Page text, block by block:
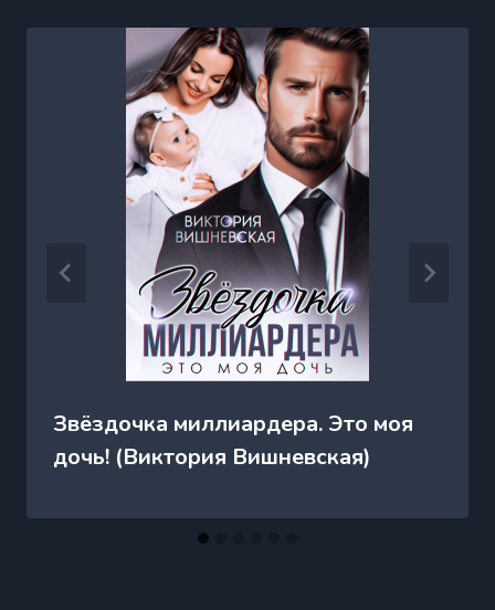
Звёздочка миллиардера. Это моя
дочь! (Виктория Вишневская)